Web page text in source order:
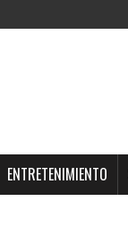
ENTRETENIMIENTO